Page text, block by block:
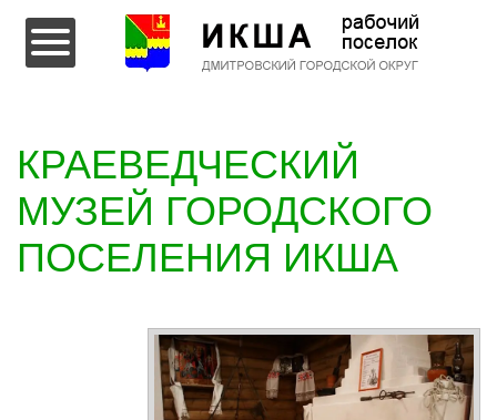
Перейти к содержимому
КРАЕВЕДЧЕСКИЙ
МУЗЕЙ ГОРОДСКОГО
ПОСЕЛЕНИЯ ИКША